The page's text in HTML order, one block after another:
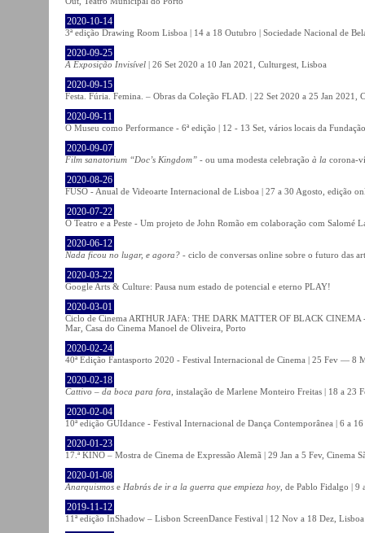
2020-10-14
3ª edição Drawing Room Lisboa | 14 a 18 Outubro | Sociedade Nacional de
2020-09-25
A Exposição Invisível | 26 Set 2020 a 10 Jan 2021, Culturgest, Lisboa
2020-09-15
Festa. Fúria. Femina. – Obras da Coleção FLAD. | 22 Set 2020 a 25 Jan
2020-09-11
O Museu como Performance - 6ª edição | 12 - 13 Set, vários locais da
2020-09-07
Film sanatorium “Doc’s Kingdom” - ou uma modesta celebração à la corona-
2020-08-26
FUSO - Anual de Videoarte Internacional de Lisboa | 27 a 30 Agosto, edição
2020-07-22
O Teatro e a Peste - Um projeto de John Romão em colaboração com Salomé
2020-06-12
Nada ficou no lugar, e agora? - ciclo de conversas online sobre o futuro das
2020-03-22
Google Arts & Culture: Pausa num estado de potencial e eterno PLAY!
2020-03-01
Ciclo de Cinema ARTHUR JAFA: THE DARK MATTER OF BLACK
Mar, Casa do Cinema Manoel de Oliveira, Porto
2020-02-24
40ª Edição Fantasporto 2020 - Festival Internacional de Cinema | 25 Fev — 8
2020-02-18
Cattivo – da boca para fora , instalação de Marlene Monteiro Freitas | 18 a
2020-02-04
10ª edição GUIdance - Festival Internacional de Dança Contemporânea | 6 a
2020-01-23
17.ª KINO – Mostra de Cinema de Expressão Alemã | 29 Jan a 5 Fev, Cinema
2020-01-08
Anarquismos e Habrás de ir a la guerra que empieza hoy , de Pablo Fidalgo |
2019-11-12
11ª edição InShadow – Lisbon ScreenDance Festival | 12 Nov a 18 Dez, Lisboa